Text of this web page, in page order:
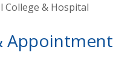
College & Hospital
Appointment